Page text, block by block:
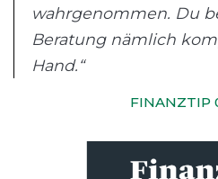
wahrgenommen. Du
Beratung nämlich
Hand.“
FINANZTIP